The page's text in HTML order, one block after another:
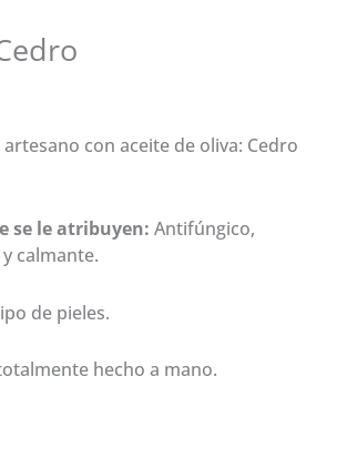
con aceite de oliva: Cedro
se le atribuyen: Antifúngico,
calmante.
de pieles.
hecho a mano.